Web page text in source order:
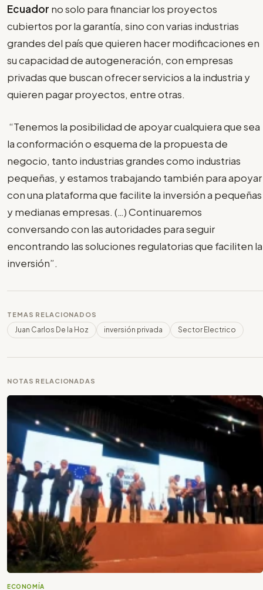
Ecuador no solo para financiar los proyectos
cubiertos por la garantía, sino con varias industrias
grandes del país que quieren hacer modificaciones en
su capacidad de autogeneración, con empresas
privadas que buscan ofrecer servicios a la industria y
quieren pagar proyectos, entre otras.
“Tenemos la posibilidad de apoyar cualquiera que sea
la conformación o esquema de la propuesta de
negocio, tanto industrias grandes como industrias
pequeñas, y estamos trabajando también para apoyar
con una plataforma que facilite la inversión a pequeñas
y medianas empresas. (…) Continuaremos
conversando con las autoridades para seguir
encontrando las soluciones regulatorias que faciliten la
inversión”.
TEMAS RELACIONADOS
Juan Carlos De la Hoz inversión privada Sector Electrico
NOTAS RELACIONADAS
ECONOMÍA